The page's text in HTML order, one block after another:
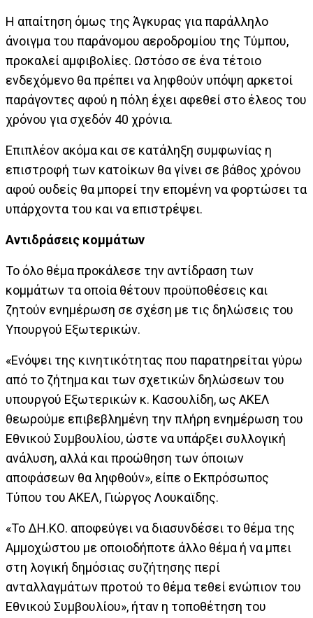
Η απαίτηση όμως της Άγκυρας για παράλληλο
άνοιγμα του παράνομου αεροδρομίου της Τύμπου,
προκαλεί αμφιβολίες. Ωστόσο σε ένα τέτοιο
ενδεχόμενο θα πρέπει να ληφθούν υπόψη αρκετοί
παράγοντες αφού η πόλη έχει αφεθεί στο έλεος του
χρόνου για σχεδόν 40 χρόνια.
Επιπλέον ακόμα και σε κατάληξη συμφωνίας η
επιστροφή των κατοίκων θα γίνει σε βάθος χρόνου
αφού ουδείς θα μπορεί την επομένη να φορτώσει τα
υπάρχοντα του και να επιστρέψει.
Αντιδράσεις κομμάτων
Το όλο θέμα προκάλεσε την αντίδραση των
κομμάτων τα οποία θέτουν προϋποθέσεις και
ζητούν ενημέρωση σε σχέση με τις δηλώσεις του
Υπουργού Εξωτερικών.
«Ενόψει της κινητικότητας που παρατηρείται γύρω
από το ζήτημα και των σχετικών δηλώσεων του
υπουργού Εξωτερικών κ. Κασουλίδη, ως ΑΚΕΛ
θεωρούμε επιβεβλημένη την πλήρη ενημέρωση του
Εθνικού Συμβουλίου, ώστε να υπάρξει συλλογική
ανάλυση, αλλά και προώθηση των όποιων
αποφάσεων θα ληφθούν», είπε ο Εκπρόσωπος
Τύπου του ΑΚΕΛ, Γιώργος Λουκαϊδης.
«Το ΔΗ.ΚΟ. αποφεύγει να διασυνδέσει το θέμα της
Αμμοχώστου με οποιοδήποτε άλλο θέμα ή να μπει
στη λογική δημόσιας συζήτησης περί
ανταλλαγμάτων προτού το θέμα τεθεί ενώπιον του
Εθνικού Συμβουλίου», ήταν η τοποθέτηση του